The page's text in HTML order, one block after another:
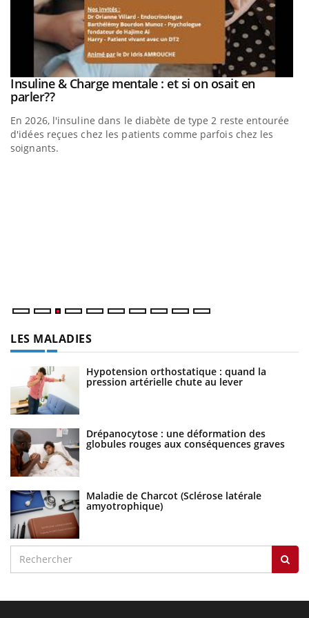
Youtube
Insuline & Charge mentale : et si on osait en
parler??Youtube
En 2026, l'insuline dans le diabète de type 2 reste entourée
d'idées reçues chez les patients comme parfois chez les
soignants.
LES MALADIES
Hypotension orthostatique : quand la
pression artérielle chute au lever
Drépanocytose : une déformation des
globules rouges aux conséquences graves
Maladie de Charcot (Sclérose latérale
amyotrophique)